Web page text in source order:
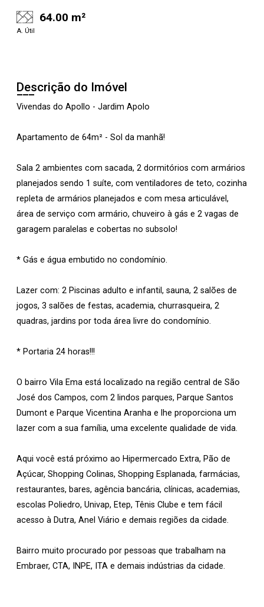
64.00 m²
A. Útil
Descrição do Imóvel
Vivendas do Apollo - Jardim Apolo
Apartamento de 64m² - Sol da manhã!
Sala 2 ambientes com sacada, 2 dormitórios com armários
planejados sendo 1 suíte, com ventiladores de teto, cozinha
repleta de armários planejados e com mesa articulável,
área de serviço com armário, chuveiro à gás e 2 vagas de
garagem paralelas e cobertas no subsolo!
* Gás e água embutido no condomínio.
Lazer com: 2 Piscinas adulto e infantil, sauna, 2 salões de
jogos, 3 salões de festas, academia, churrasqueira, 2
quadras, jardins por toda área livre do condomínio.
* Portaria 24 horas!!!
O bairro Vila Ema está localizado na região central de São
José dos Campos, com 2 lindos parques, Parque Santos
Dumont e Parque Vicentina Aranha e lhe proporciona um
lazer com a sua família, uma excelente qualidade de vida.
Aqui você está próximo ao Hipermercado Extra, Pão de
Açúcar, Shopping Colinas, Shopping Esplanada, farmácias,
restaurantes, bares, agência bancária, clínicas, academias,
escolas Poliedro, Univap, Etep, Tênis Clube e tem fácil
acesso à Dutra, Anel Viário e demais regiões da cidade.
Bairro muito procurado por pessoas que trabalham na
Embraer, CTA, INPE, ITA e demais indústrias da cidade.